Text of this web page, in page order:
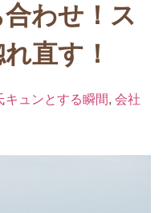
わせ！ス
直す！
キュンとする瞬間, 会社